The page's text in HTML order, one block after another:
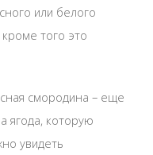
или белого
того это
смородина – еще
ягода, которую
увидеть